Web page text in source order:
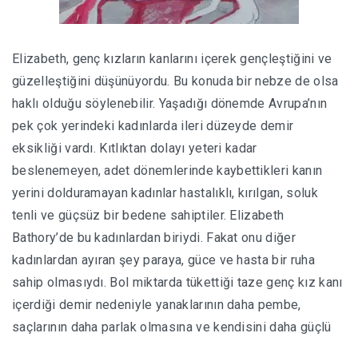
Elizabeth, genç kızların kanlarını içerek gençleştiğini ve
güzelleştiğini düşünüyordu. Bu konuda bir nebze de olsa
haklı olduğu söylenebilir. Yaşadığı dönemde Avrupa’nın
pek çok yerindeki kadınlarda ileri düzeyde demir
eksikliği vardı. Kıtlıktan dolayı yeteri kadar
beslenemeyen, adet dönemlerinde kaybettikleri kanın
yerini dolduramayan kadınlar hastalıklı, kırılgan, soluk
tenli ve güçsüz bir bedene sahiptiler. Elizabeth
Bathory’de bu kadınlardan biriydi. Fakat onu diğer
kadınlardan ayıran şey paraya, güce ve hasta bir ruha
sahip olmasıydı. Bol miktarda tükettiği taze genç kız kanı
içerdiği demir nedeniyle yanaklarının daha pembe,
saçlarının daha parlak olmasına ve kendisini daha güçlü